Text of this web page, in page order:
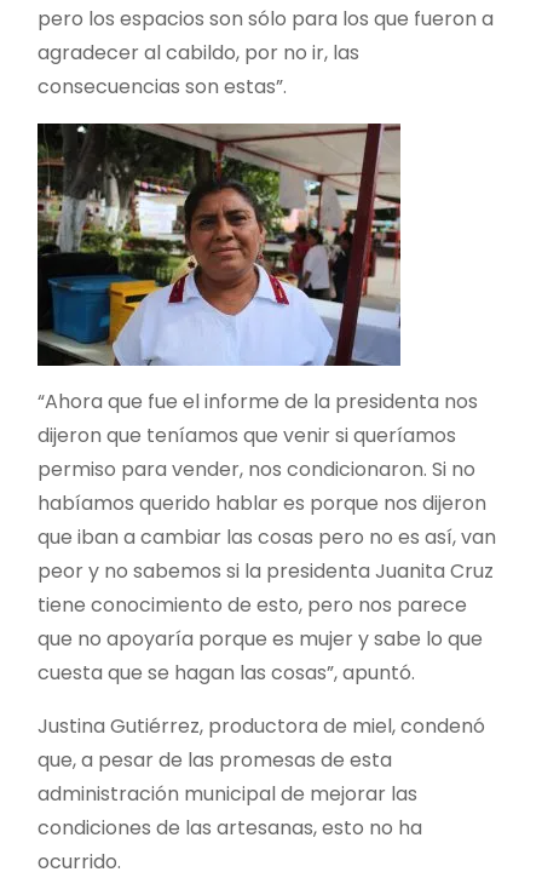
pero los espacios son sólo para los que fueron a
agradecer al cabildo, por no ir, las
consecuencias son estas”.
“Ahora que fue el informe de la presidenta nos
dijeron que teníamos que venir si queríamos
permiso para vender, nos condicionaron. Si no
habíamos querido hablar es porque nos dijeron
que iban a cambiar las cosas pero no es así, van
peor y no sabemos si la presidenta Juanita Cruz
tiene conocimiento de esto, pero nos parece
que no apoyaría porque es mujer y sabe lo que
cuesta que se hagan las cosas”, apuntó.
Justina Gutiérrez, productora de miel, condenó
que, a pesar de las promesas de esta
administración municipal de mejorar las
condiciones de las artesanas, esto no ha
ocurrido.